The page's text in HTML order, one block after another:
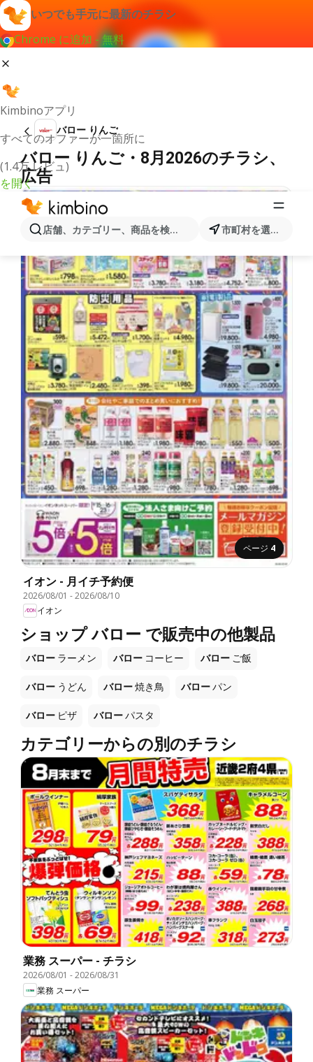
いつでも手元に最新のチラシ
Chrome に追加 - 無料
Kimbinoアプリ
すべてのオファーが一箇所に
(1.4万 レビュ)
を開く
店舗、カテゴリー、商品を検索... 市町村を選択します
バロー りんご
バロー りんご・8月2026のチラシ、
広告
ページ 4
イオン - 月イチ予約便
2026/08/01 -2026/08/10
イオン
ショップ バロー で販売中の他製品
バロー ラーメン バロー コーヒー バロー ご飯
バロー うどん バロー焼き鳥 バローパン
バロー ピザ バローパスタ
カテゴリーからの別のチラシ
業務 スーパー - チラシ
2026/08/01 -2026/08/31
業務 スーパー